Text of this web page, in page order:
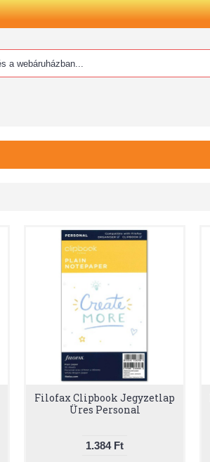
Filofax Clipbook Jegyzetlap
Üres Personal
1.384 Ft